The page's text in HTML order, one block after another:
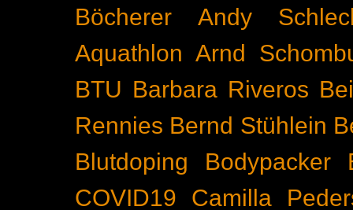
Böcherer
Andy
Aquathlon Arnd
BTU Barbara Riveros
Rennies Bernd Stühlein
Blutdoping
Bodypacker
COVID19
Camilla